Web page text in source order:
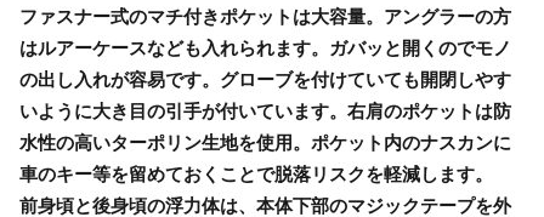
ファスナー式のマチ付きポケットは大容量。アングラーの方
はルアーケースなども入れられます。ガバッと開くのでモノ
の出し入れが容易です。グローブを付けていても開閉しやす
いように大き目の引手が付いています。右肩のポケットは防
水性の高いターポリン生地を使用。ポケット内のナスカンに
車のキー等を留めておくことで脱落リスクを軽減します。
前身頃と後身頃の浮力体は、本体下部のマジックテープを外